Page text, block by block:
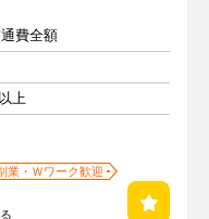
費全額
上
業・Ｗワーク歓迎